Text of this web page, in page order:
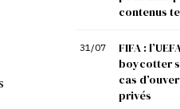
contenus
31/07
FIFA :
boycotter
cas
privés